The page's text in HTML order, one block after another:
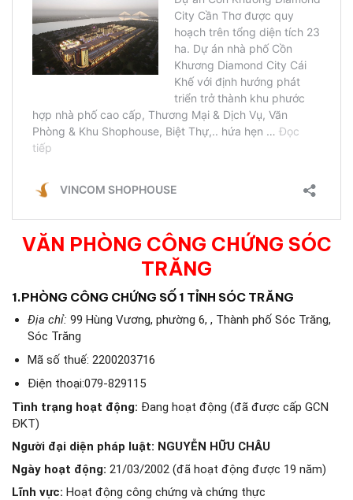
VĂN PHÒNG CÔNG CHỨNG SÓC
TRĂNG
1.PHÒNG CÔNG CHỨNG SỐ 1 TỈNH SÓC TRĂNG
Địa chỉ: 99 Hùng Vương, phường 6, , Thành phố Sóc Trăng,
Sóc Trăng
Mã số thuế: 2200203716
Điện thoại:079-829115
Tình trạng hoạt động: Đang hoạt động (đã được cấp GCN
ĐKT)
Người đại diện pháp luật: NGUYỄN HỮU CHÂU
Ngày hoạt động: 21/03/2002 (đã hoạt động được 19 năm)
Lĩnh vực: Hoạt động công chứng và chứng thực